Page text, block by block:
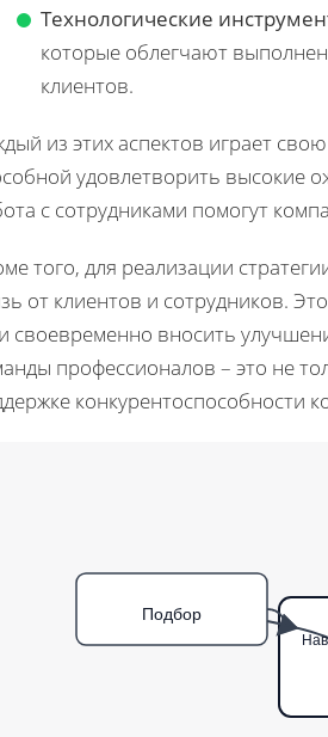
Технологические
которые облегчают
клиентов.
из этих аспектов играет
удовлетворить высокие
с сотрудниками помогут
того, для реализации
от клиентов и сотрудников.
своевременно вносить
профессионалов – это не
конкурентоспособности
Подбор